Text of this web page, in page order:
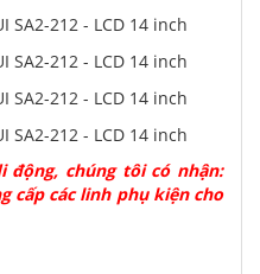
động, chúng tôi có nhận:
cấp các linh phụ kiện cho